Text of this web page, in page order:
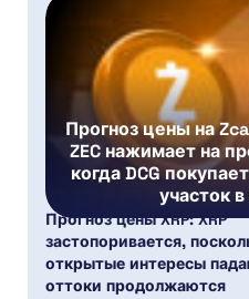
Прогноз цены на
ZEC нажимает на
когда DCG
участок
Прогноз цены XRP: XRP
застопоривается,
открытые интересы
оттоки продолжаются